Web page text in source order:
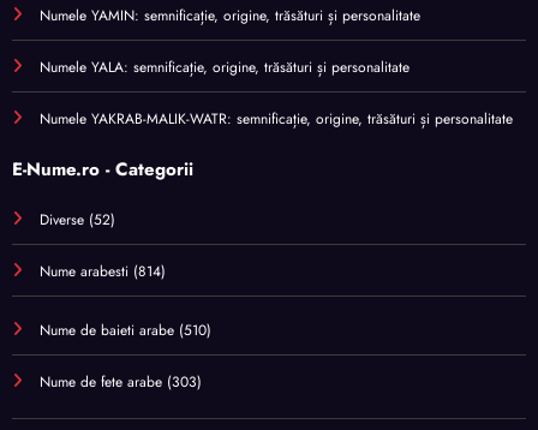
Numele YAMIN: semnificație, origine, trăsături și personalitate
Numele YALA: semnificație, origine, trăsături și personalitate
Numele YAKRAB-MALIK-WATR: semnificație, origine, trăsături și personalitate
E-Nume.ro - Categorii
Diverse (52)
Nume arabesti (814)
Nume de baieti arabe (510)
Nume de fete arabe (303)